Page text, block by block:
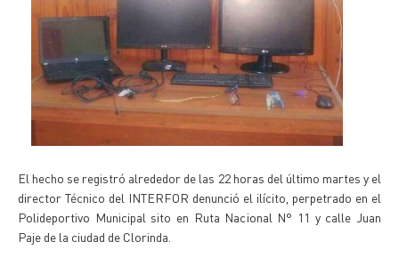
El hecho se registró alrededor de las 22 horas del último martes y el
director Técnico del INTERFOR denunció el ilícito, perpetrado en el
Polideportivo Municipal sito en Ruta Nacional N° 11 y calle Juan
Paje de la ciudad de Clorinda.